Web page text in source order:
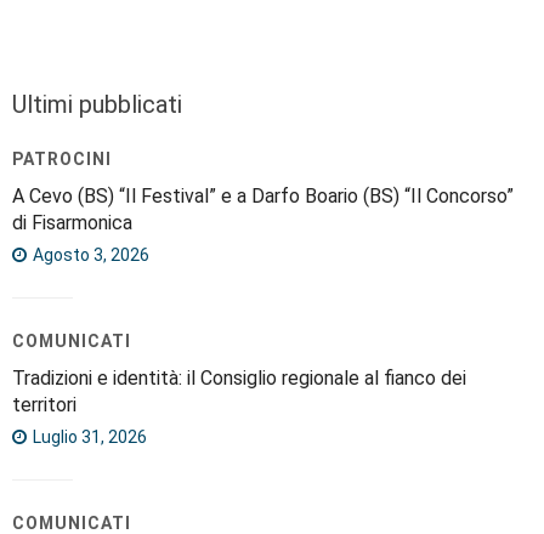
Ultimi pubblicati
PATROCINI
A Cevo (BS) “Il Festival” e a Darfo Boario (BS) “Il Concorso”
di Fisarmonica
Agosto 3, 2026
COMUNICATI
Tradizioni e identità: il Consiglio regionale al fianco dei
territori
Luglio 31, 2026
COMUNICATI